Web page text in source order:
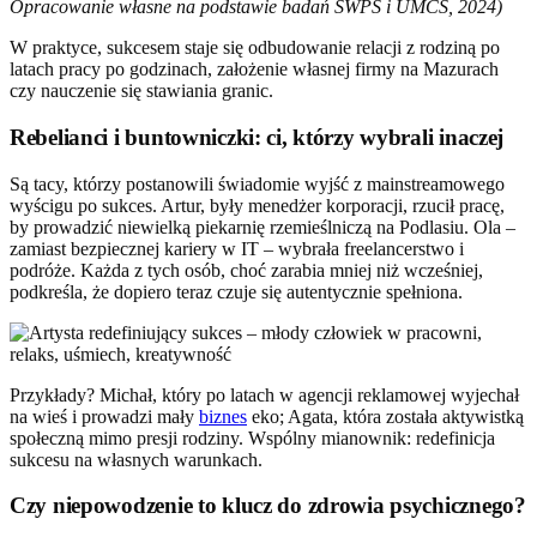
Opracowanie własne na podstawie badań SWPS i UMCS, 2024)
W praktyce, sukcesem staje się odbudowanie relacji z rodziną po
latach pracy po godzinach, założenie własnej firmy na Mazurach
czy nauczenie się stawiania granic.
Rebelianci i buntowniczki: ci, którzy wybrali inaczej
Są tacy, którzy postanowili świadomie wyjść z mainstreamowego
wyścigu po sukces. Artur, były menedżer korporacji, rzucił pracę,
by prowadzić niewielką piekarnię rzemieślniczą na Podlasiu. Ola –
zamiast bezpiecznej kariery w IT – wybrała freelancerstwo i
podróże. Każda z tych osób, choć zarabia mniej niż wcześniej,
podkreśla, że dopiero teraz czuje się autentycznie spełniona.
Przykłady? Michał, który po latach w agencji reklamowej wyjechał
na wieś i prowadzi mały biznes eko; Agata, która została aktywistką
społeczną mimo presji rodziny. Wspólny mianownik: redefinicja
sukcesu na własnych warunkach.
Czy niepowodzenie to klucz do zdrowia psychicznego?